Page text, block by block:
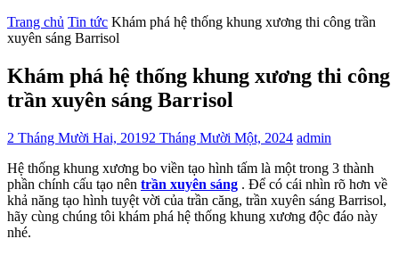
Trang chủ Tin tức Khám phá hệ thống khung xương thi công trần
xuyên sáng Barrisol
Khám phá hệ thống khung xương thi công
trần xuyên sáng Barrisol
2 Tháng Mười Hai, 20192 Tháng Mười Một, 2024 admin
Hệ thống khung xương bo viền tạo hình tấm là một trong 3 thành
phần chính cấu tạo nên trần xuyên sáng . Để có cái nhìn rõ hơn về
khả năng tạo hình tuyệt vời của trần căng, trần xuyên sáng Barrisol,
hãy cùng chúng tôi khám phá hệ thống khung xương độc đáo này
nhé.